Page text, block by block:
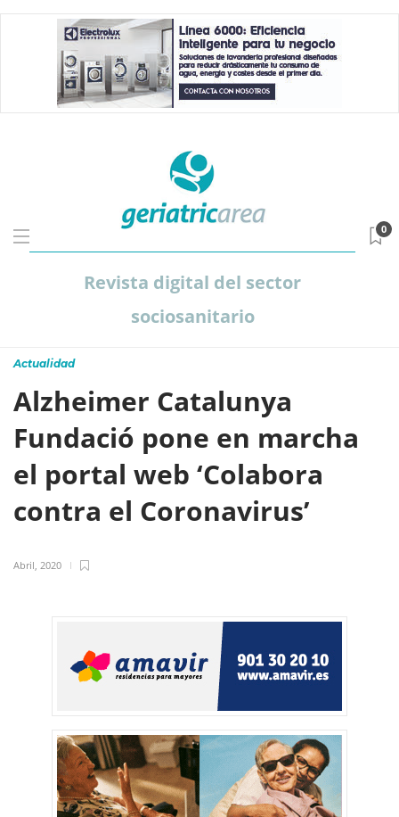
Revista digital del sector
sociosanitario
0
Actualidad
Alzheimer Catalunya
Fundació pone en marcha
el portal web ‘Colabora
contra el Coronavirus’
Abril, 2020